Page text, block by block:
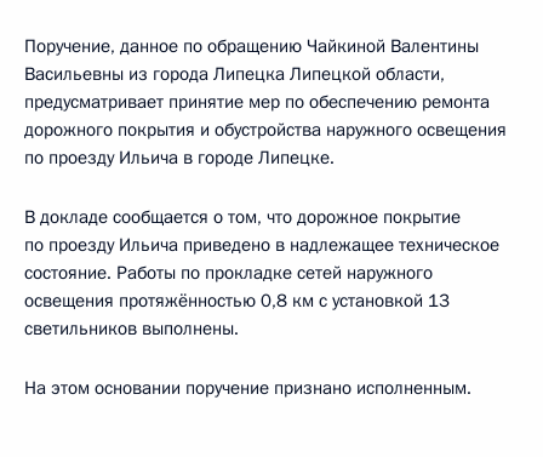
Поручение, данное по обращению Чайкиной Валентины
Васильевны из города Липецка Липецкой области,
предусматривает принятие мер по обеспечению ремонта
дорожного покрытия и обустройства наружного освещения
по проезду Ильича в городе Липецке.
В докладе сообщается о том, что дорожное покрытие
по проезду Ильича приведено в надлежащее техническое
состояние. Работы по прокладке сетей наружного
освещения протяжённостью 0,8 км с установкой 13
светильников выполнены.
На этом основании поручение признано исполненным.